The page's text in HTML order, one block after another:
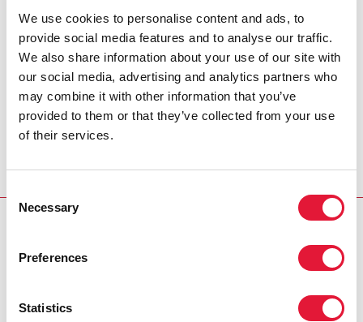
We use cookies to personalise content and ads, to
provide social media features and to analyse our traffic.
We also share information about your use of our site with
our social media, advertising and analytics partners who
may combine it with other information that you’ve
provided to them or that they’ve collected from your use
of their services.
Selection
Necessary
Preferences
Statistics
infección por el VIH.
Con frecuencia me preguntan: "¿Cómo puede
permitirse poner en práctica nuevas intervenciones?",
y yo siempre respondo: "¿Cómo podemos permitirnos
no hacerlo?" "Una vez que respondan a esta cuestión,
sabrán lo que hay que hacer", comenta Aaron
LEVANTEMOS LAS MANOS POR LA #PREVENCIÓNVIH